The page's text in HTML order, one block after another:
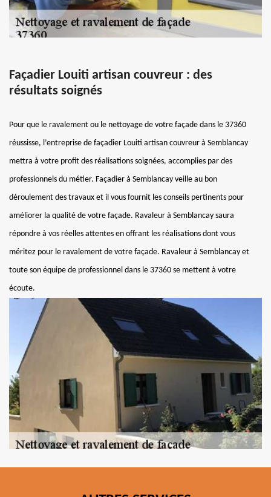
Façadier Louiti artisan couvreur : des
résultats soignés
Pour que le ravalement ou le nettoyage de votre façade dans le 37360
réussisse, l’entreprise de façadier Louiti artisan couvreur à Semblancay
mettra à votre profit des réalisations soignées, accomplies par des
professionnels du métier. Façadier à Semblancay veille au bon
déroulement des travaux et il vous fournit les conseils pertinents pour
améliorer la qualité de votre façade. Ravaleur à Semblancay saura
répondre à vos réelles attentes en offrant les réalisations dont vous
méritez pour le ravalement de votre façade. Ravaleur à Semblancay et
toute son équipe de professionnel dans le 37360 se mettent à votre
écoute.